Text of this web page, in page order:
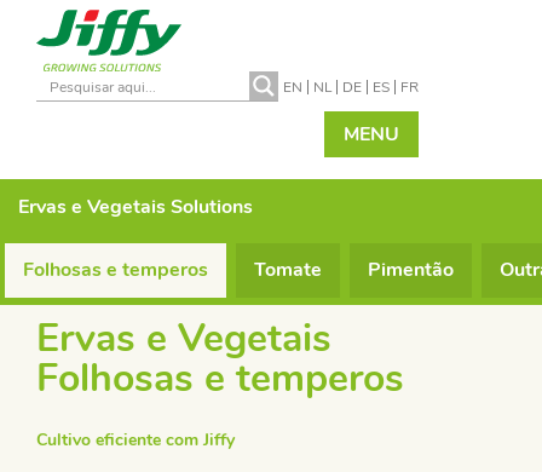
EN NL DE ES FR
MENU
Ervas e VegetaisSolutions
Folhosas e temperos Tomate Pimentão
Ervas e Vegetais
Folhosas e temperos
Cultivo eficiente com Jiffy